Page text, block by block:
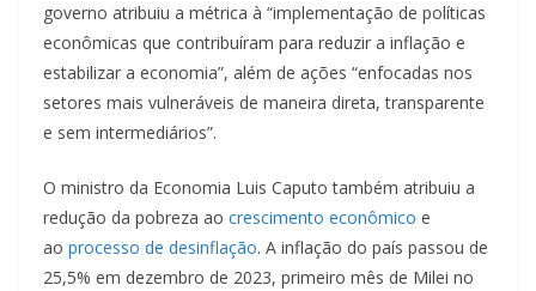
governo atribuiu a métrica à “implementação de políticas
econômicas que contribuíram para reduzir a inflação e
estabilizar a economia”, além de ações “enfocadas nos
setores mais vulneráveis de maneira direta, transparente
e sem intermediários”.
O ministro da Economia Luis Caputo também atribuiu a
redução da pobreza ao crescimento econômico e
ao processo de desinflação. A inflação do país passou de
25,5% em dezembro de 2023, primeiro mês de Milei no